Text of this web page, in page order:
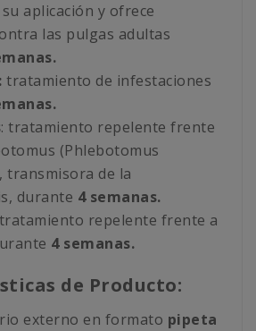
aplicación y ofrece
las pulgas adultas
tratamiento de infestaciones
: tratamiento repelente frente
(Phlebotomus
transmisora de la
durante 4 semanas.
tratamiento repelente frente a
4 semanas.
de Producto:
externo en formato pipeta